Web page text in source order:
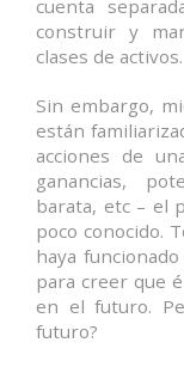
cuenta
construir y
clases de activos.
Sin embargo,
están
acciones de
ganancias,
barata, etc – el
poco conocido.
haya
para creer que
en el futuro.
futuro?